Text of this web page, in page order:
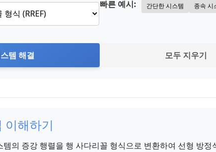
빠른 예시:
간단한 시스템 종속 시
템 해결 모두 지우기
이해하기
의 증강 행렬을 행 사다리꼴 형식으로 변환하여 선형 방정